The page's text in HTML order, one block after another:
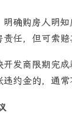
确购房人明知
任，但可索赔
开发商限期完
约金的，通常